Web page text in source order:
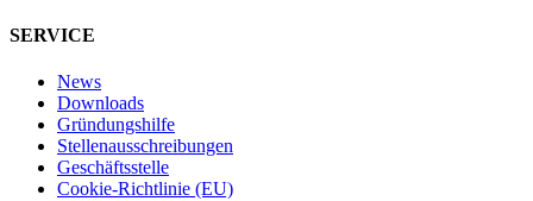
SERVICE
News
Downloads
Gründungshilfe
Stellen­ausschreibungen
Geschäftsstelle
Cookie-Richtlinie (EU)